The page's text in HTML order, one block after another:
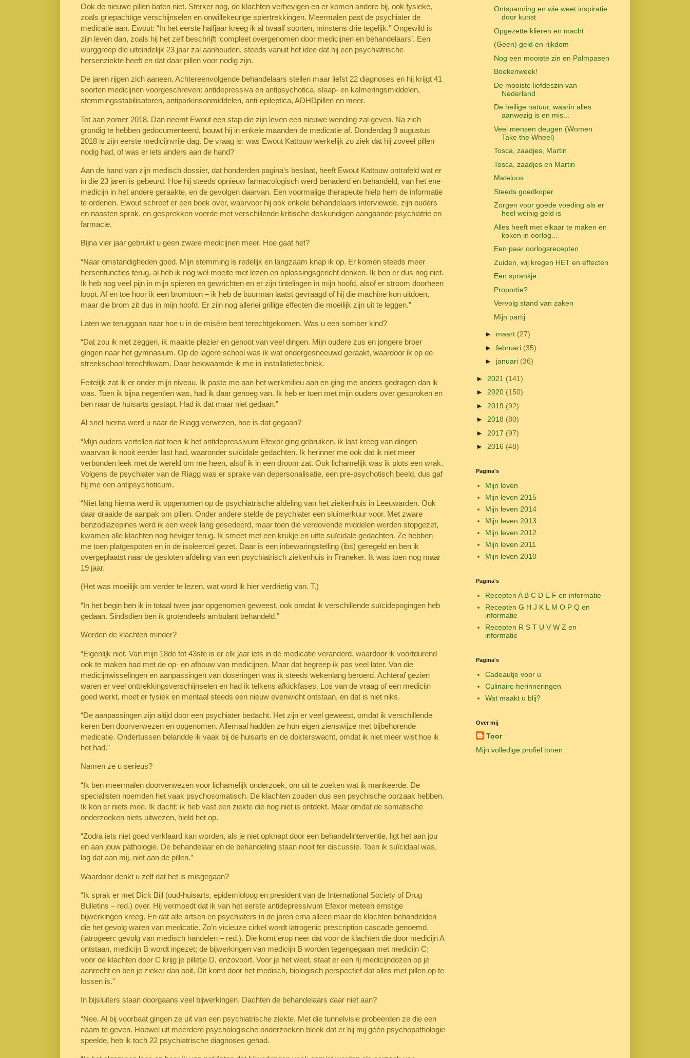
Ook de nieuwe pillen baten niet. Sterker nog, de klachten verhevigen en er komen andere bij, ook fysieke,
zoals griepachtige verschijnselen en onwillekeurige spiertrekkingen. Meermalen past de psychiater de
medicatie aan. Ewout: “In het eerste halfjaar kreeg ik al twaalf soorten, minstens drie tegelijk.” Ongewild is
zijn leven dan, zoals hij het zelf beschrijft ‘compleet overgenomen door medicijnen en behandelaars’. Een
wurggreep die uiteindelijk 23 jaar zal aanhouden, steeds vanuit het idee dat hij een psychiatrische
hersenziekte heeft en dat daar pillen voor nodig zijn.
De jaren rijgen zich aaneen. Achtereenvolgende behandelaars stellen maar liefst 22 diagnoses en hij krijgt 41
soorten medicijnen voorgeschreven: antidepressiva en antipsychotica, slaap- en kalmeringsmiddelen,
stemmingsstabilisatoren, antiparkinsonmiddelen, anti-epileptica, ADHDpillen en meer.
Tot aan zomer 2018. Dan neemt Ewout een stap die zijn leven een nieuwe wending zal geven. Na zich
grondig te hebben gedocumenteerd, bouwt hij in enkele maanden de medicatie af. Donderdag 9 augustus
2018 is zijn eerste medicijnvrije dag. De vraag is: was Ewout Kattouw werkelijk zo ziek dat hij zoveel pillen
nodig had, of was er iets anders aan de hand?
Aan de hand van zijn medisch dossier, dat honderden pagina’s beslaat, heeft Ewout Kattouw ontrafeld wat er
in die 23 jaren is gebeurd. Hoe hij steeds opnieuw farmacologisch werd benaderd en behandeld, van het ene
medicijn in het andere geraakte, en de gevolgen daarvan. Een voormalige therapeute hielp hem de informatie
te ordenen. Ewout schreef er een boek over, waarvoor hij ook enkele behandelaars interviewde, zijn ouders
en naasten sprak, en gesprekken voerde met verschillende kritische deskundigen aangaande psychiatrie en
farmacie.
Bijna vier jaar gebruikt u geen zware medicijnen meer. Hoe gaat het?
“Naar omstandigheden goed. Mijn stemming is redelijk en langzaam knap ik op. Er komen steeds meer
hersenfuncties terug, al heb ik nog wel moeite met lezen en oplossingsgericht denken. Ik ben er dus nog niet.
Ik heb nog veel pijn in mijn spieren en gewrichten en er zijn tintelingen in mijn hoofd, alsof er stroom doorheen
loopt. Af en toe hoor ik een bromtoon – ik heb de buurman laatst gevraagd of hij die machine kon uitdoen,
maar die brom zit dus in mijn hoofd. Er zijn nog allerlei grillige effecten die moeilijk zijn uit te leggen.”
Laten we teruggaan naar hoe u in de misère bent terechtgekomen. Was u een somber kind?
“Dat zou ik niet zeggen, ik maakte plezier en genoot van veel dingen. Mijn oudere zus en jongere broer
gingen naar het gymnasium. Op de lagere school was ik wat ondergesneeuwd geraakt, waardoor ik op de
streekschool terechtkwam. Daar bekwaamde ik me in installatietechniek.
Feitelijk zat ik er onder mijn niveau. Ik paste me aan het werkmilieu aan en ging me anders gedragen dan ik
was. Toen ik bijna negentien was, had ik daar genoeg van. Ik heb er toen met mijn ouders over gesproken en
ben naar de huisarts gestapt. Had ik dat maar niet gedaan.”
Al snel hierna werd u naar de Riagg verwezen, hoe is dat gegaan?
“Mijn ouders vertellen dat toen ik het antidepressivum Efexor ging gebruiken, ik last kreeg van dingen
waarvan ik nooit eerder last had, waaronder suïcidale gedachten. Ik herinner me ook dat ik niet meer
verbonden leek met de wereld om me heen, alsof ik in een droom zat. Ook lichamelijk was ik plots een wrak.
Volgens de psychiater van de Riagg was er sprake van depersonalisatie, een pre-psychotisch beeld, dus gaf
hij me een antipsychoticum.
“Niet lang hierna werd ik opgenomen op de psychiatrische afdeling van het ziekenhuis in Leeuwarden. Ook
daar draaide de aanpak om pillen. Onder andere stelde de psychiater een sluimerkuur voor. Met zware
benzodiazepines werd ik een week lang gesedeerd, maar toen die verdovende middelen werden stopgezet,
kwamen alle klachten nog heviger terug. Ik smeet met een krukje en uitte suïcidale gedachten. Ze hebben
me toen platgespoten en in de isoleercel gezet. Daar is een inbewaringstelling (ibs) geregeld en ben ik
overgeplaatst naar de gesloten afdeling van een psychiatrisch ziekenhuis in Franeker. Ik was toen nog maar
19 jaar.
(Het was moeilijk om verder te lezen, wat word ik hier verdrietig van. T.)
“In het begin ben ik in totaal twee jaar opgenomen geweest, ook omdat ik verschillende suïcidepogingen heb
gedaan. Sindsdien ben ik grotendeels ambulant behandeld.”
Werden de klachten minder?
“Eigenlijk niet. Van mijn 18de tot 43ste is er elk jaar iets in de medicatie veranderd, waardoor ik voortdurend
ook te maken had met de op- en afbouw van medicijnen. Maar dat begreep ik pas veel later. Van die
medicijnwisselingen en aanpassingen van doseringen was ik steeds wekenlang beroerd. Achteraf gezien
waren er veel onttrekkingsverschijnselen en had ik telkens afkickfases. Los van de vraag of een medicijn
goed werkt, moet er fysiek en mentaal steeds een nieuw evenwicht ontstaan, en dat is niet niks.
“De aanpassingen zijn altijd door een psychiater bedacht. Het zijn er veel geweest, omdat ik verschillende
keren ben doorverwezen en opgenomen. Allemaal hadden ze hun eigen zienswijze met bijbehorende
medicatie. Ondertussen belandde ik vaak bij de huisarts en de dokterswacht, omdat ik niet meer wist hoe ik
het had.”
Namen ze u serieus?
“Ik ben meermalen doorverwezen voor lichamelijk onderzoek, om uit te zoeken wat ik mankeerde. De
specialisten noemden het vaak psychosomatisch. De klachten zouden dus een psychische oorzaak hebben.
Ik kon er niets mee. Ik dacht: ik heb vast een ziekte die nog niet is ontdekt. Maar omdat de somatische
onderzoeken niets uitwezen, hield het op.
“Zodra iets niet goed verklaard kan worden, als je niet opknapt door een behandelinterventie, ligt het aan jou
en aan jouw pathologie. De behandelaar en de behandeling staan nooit ter discussie. Toen ik suïcidaal was,
lag dat aan mij, niet aan de pillen.”
Waardoor denkt u zelf dat het is misgegaan?
“Ik sprak er met Dick Bijl (oud-huisarts, epidemioloog en president van de International Society of Drug
Bulletins – red.) over. Hij vermoedt dat ik van het eerste antidepressivum Efexor meteen ernstige
bijwerkingen kreeg. En dat alle artsen en psychiaters in de jaren erna alleen maar de klachten behandelden
die het gevolg waren van medicatie. Zo’n vicieuze cirkel wordt iatrogenic prescription cascade genoemd.
(iatrogeen: gevolg van medisch handelen – red.). Die komt erop neer dat voor de klachten die door medicijn A
ontstaan, medicijn B wordt ingezet; de bijwerkingen van medicijn B worden tegengegaan met medicijn C;
voor de klachten door C krijg je pilletje D, enzovoort. Voor je het weet, staat er een rij medicijndozen op je
aanrecht en ben je zieker dan ooit. Dit komt door het medisch, biologisch perspectief dat alles met pillen op te
lossen is.”
In bijsluiters staan doorgaans veel bijwerkingen. Dachten de behandelaars daar niet aan?
“Nee. Al bij voorbaat gingen ze uit van een psychiatrische ziekte. Met die tunnelvisie probeerden ze die een
naam te geven. Hoewel uit meerdere psychologische onderzoeken bleek dat er bij mij géén psychopathologie
speelde, heb ik toch 22 psychiatrische diagnoses gehad.
Ontspanning en wie weet inspiratie
door kunst
Opgezette klieren en macht
(Geen) geld en rijkdom
Nog een mooiste zin en Palmpasen
Boekenweek!
De mooiste liefdeszin van
Nederland
De heilige natuur, waarin alles
aanwezig is en mis...
Veel mensen deugen (Women
Take the Wheel)
Tosca, zaadjes, Martin
Tosca, zaadjes en Martin
Mateloos
Steeds goedkoper
Zorgen voor goede voeding als er
heel weinig geld is
Alles heeft met elkaar te maken en
koken in oorlog...
Een paar oorlogsrecepten
Zuiden, wij kregen HET en effecten
Een sprankje
Proportie?
Vervolg stand van zaken
Mijn partij
► maart (27)
► februari (35)
► januari (36)
► 2021 (141)
► 2020 (150)
► 2019 (92)
► 2018 (80)
► 2017 (97)
► 2016 (48)
Pagina's
Mijn leven
Mijn leven 2015
Mijn leven 2014
Mijn leven 2013
Mijn leven 2012
Mijn leven 2011
Mijn leven 2010
Pagina's
Recepten A B C D E F en informatie
Recepten G H J K L M O P Q en
informatie
Recepten R S T U V W Z en
informatie
Pagina's
Cadeautje voor u
Culinaire herinneringen
Wat maakt u blij?
Over mij
Toor
Mijn volledige profiel tonen